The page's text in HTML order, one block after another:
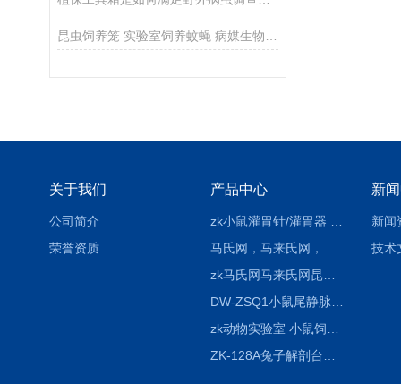
关于我们
公司简介
荣誉资质
产品中心 新
新闻
技术